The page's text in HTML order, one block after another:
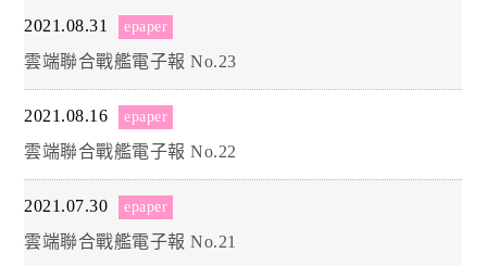
2021.08.31 epaper
雲端聯合戰艦電子報 No.23
2021.08.16 epaper
雲端聯合戰艦電子報 No.22
2021.07.30 epaper
雲端聯合戰艦電子報 No.21